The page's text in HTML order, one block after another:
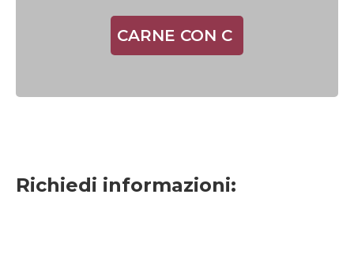
CARNE CON C
Richiedi informazioni: